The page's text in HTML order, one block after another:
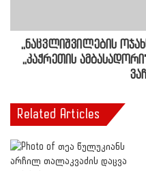
,,ნაცვლიშვილების
,,კაჭრეთის
Related Articles